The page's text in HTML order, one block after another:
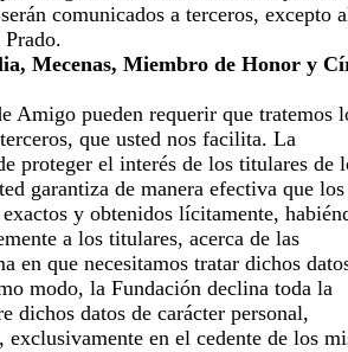
comunicados a terceros, excepto
Mecenas, Miembro de Honor y
Amigo pueden requerir que tratemos
que usted nos facilita. La
proteger el interés de los titulares de
garantiza de manera efectiva que los
y obtenidos lícitamente,
a los titulares, acerca de las
en que necesitamos tratar dichos
modo, la Fundación declina toda la
dichos datos de carácter personal,
exclusivamente en el cedente de los